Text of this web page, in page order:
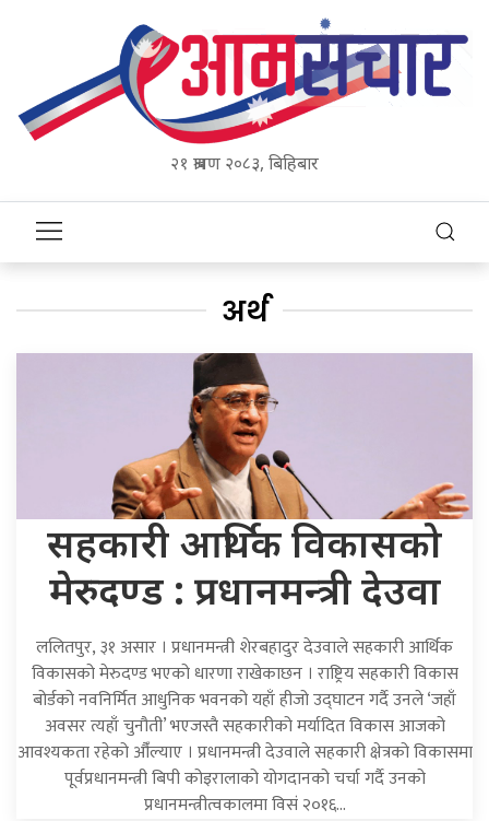
२१ श्रावण २०८३, बिहिबार
अर्थ
सहकारी आर्थिक विकासको
मेरुदण्ड : प्रधानमन्त्री देउवा
ललितपुर, ३१ असार । प्रधानमन्त्री शेरबहादुर देउवाले सहकारी आर्थिक
विकासको मेरुदण्ड भएको धारणा राखेकाछन । राष्ट्रिय सहकारी विकास
बोर्डको नवनिर्मित आधुनिक भवनको यहाँ हीजो उद्घाटन गर्दै उनले ‘जहाँ
अवसर त्यहाँ चुनौती’ भएजस्तै सहकारीको मर्यादित विकास आजको
आवश्यकता रहेको औँल्याए । प्रधानमन्त्री देउवाले सहकारी क्षेत्रको विकासमा
पूर्वप्रधानमन्त्री बिपी कोइरालाको योगदानको चर्चा गर्दै उनको
प्रधानमन्त्रीत्वकालमा विसं २०१६…